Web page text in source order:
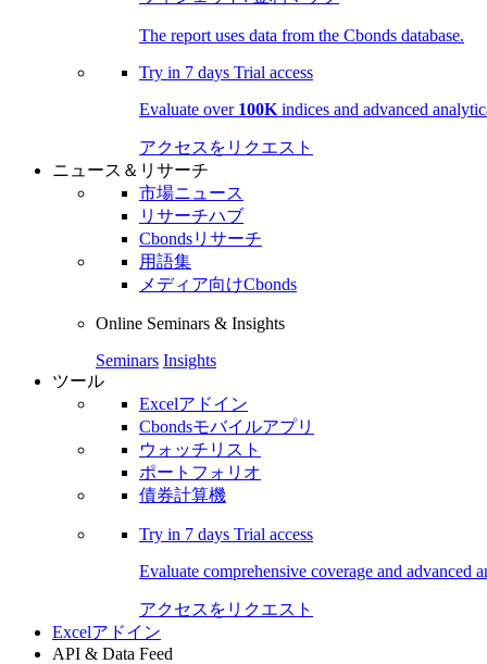
The report uses data from the Cbonds database.
Try in 7 days Trial access
Evaluate over 100K indices and advanced
アクセスをリクエスト
ニュース＆リサーチ
市場ニュース
リサーチハブ
Cbondsリサーチ
用語集
メディア向けCbonds
Online Seminars & Insights
Seminars Insights
ツール
Excelアドイン
Cbondsモバイルアプリ
ウォッチリスト
ポートフォリオ
債券計算機
Try in 7 days Trial access
Evaluate comprehensive coverage and advanced
アクセスをリクエスト
Excelアドイン
API & Data Feed